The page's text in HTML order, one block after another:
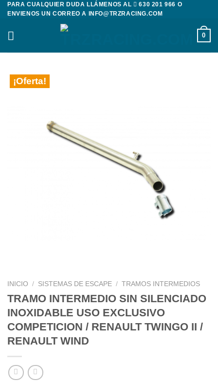
Saltar
contenido
PARA CUALQUIER DUDA LLÁMENOS AL 630 201 966 O
ENVIENOS UN CORREO A
INFO@TRZRACING.COM
0
¡Oferta!
INICIO / SISTEMAS DE ESCAPE / TRAMOS INTERMEDIOS
TRAMO INTERMEDIO SIN SILENCIADO
INOXIDABLE USO EXCLUSIVO
COMPETICION / RENAULT TWINGO II /
RENAULT WIND